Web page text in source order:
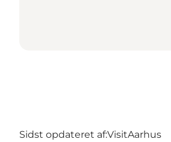
Sidst opdateret af:VisitAarhus